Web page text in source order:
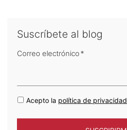
Suscríbete al blog
Correo electrónico *
Acepto la política de privacidad